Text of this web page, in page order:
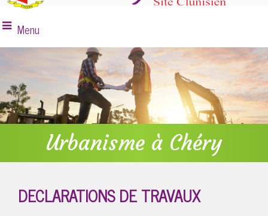
Menu
Urbanisme à Chéry
DECLARATIONS DE TRAVAUX